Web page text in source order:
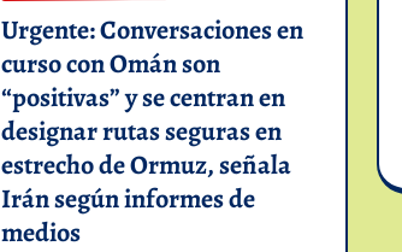
Urgente: Conversaciones en
curso con Omán son
“positivas” y se centran en
designar rutas seguras en
estrecho de Ormuz, señala
Irán según informes de
medios